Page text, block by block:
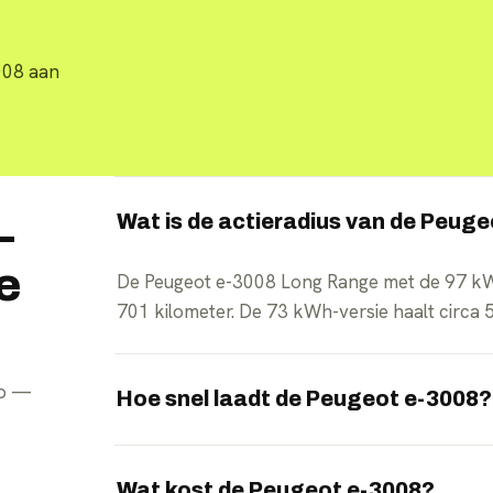
aan
—
Wat is de actieradius van de
De Peugeot e-3008 Long Range met de 97
701 kilometer. De 73 kWh-versie haalt circa
Hoe snel laadt de Peugeot e-3008?
van 10 naar 80 procent laadt.